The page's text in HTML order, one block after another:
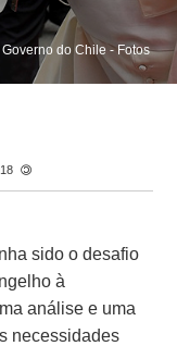
do Chile - Fotos
sido o desafio
à
análise e uma
necessidades